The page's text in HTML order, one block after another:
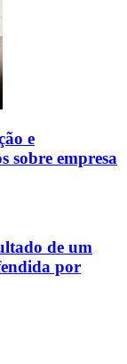
e
sobre empresa
de um
por